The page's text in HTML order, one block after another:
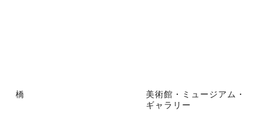
橋
美術館・ミュージアム・
ギャラリー